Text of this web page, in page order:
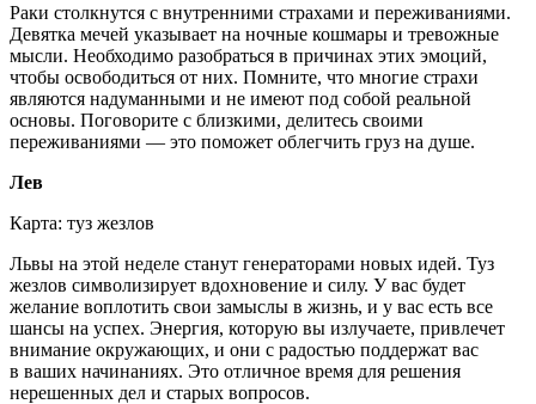
Раки столкнутся с внутренними страхами и переживаниями.
Девятка мечей указывает на ночные кошмары и тревожные
мысли. Необходимо разобраться в причинах этих эмоций,
чтобы освободиться от них. Помните, что многие страхи
являются надуманными и не имеют под собой реальной
основы. Поговорите с близкими, делитесь своими
переживаниями — это поможет облегчить груз на душе.
Лев
Карта: туз жезлов
Львы на этой неделе станут генераторами новых идей. Туз
жезлов символизирует вдохновение и силу. У вас будет
желание воплотить свои замыслы в жизнь, и у вас есть все
шансы на успех. Энергия, которую вы излучаете, привлечет
внимание окружающих, и они с радостью поддержат вас
в ваших начинаниях. Это отличное время для решения
нерешенных дел и старых вопросов.